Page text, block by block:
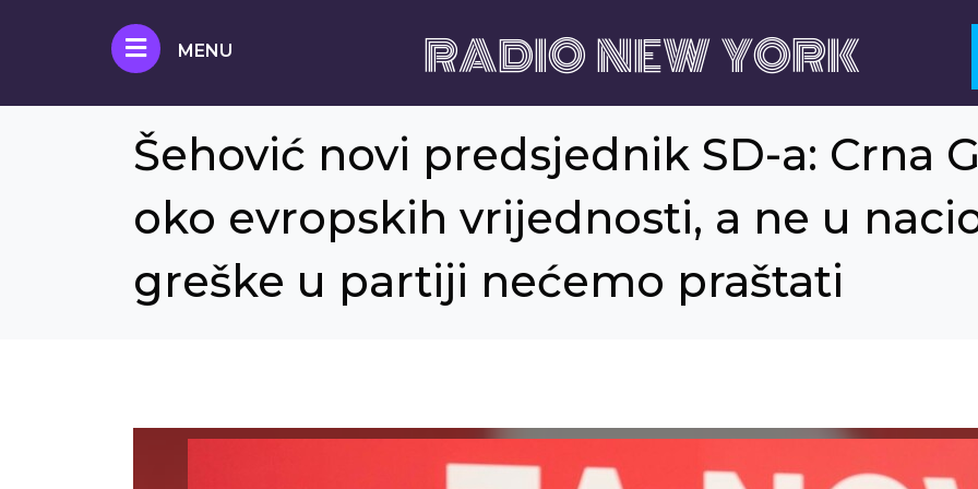
MENU RADIO NEW YORK
Šehović novi predsjednik SD-a: Crna
oko evropskih vrijednosti, a ne u
greške u partiji nećemo praštati